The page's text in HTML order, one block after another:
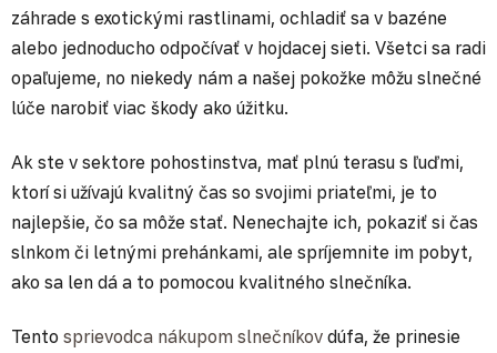
záhrade s exotickými rastlinami, ochladiť sa v bazéne
alebo jednoducho odpočívať v hojdacej sieti. Všetci sa radi
opaľujeme, no niekedy nám a našej pokožke môžu slnečné
lúče narobiť viac škody ako úžitku.
Ak ste v sektore pohostinstva, mať plnú terasu s ľuďmi,
ktorí si užívajú kvalitný čas so svojimi priateľmi, je to
najlepšie, čo sa môže stať. Nenechajte ich, pokaziť si čas
slnkom či letnými prehánkami, ale spríjemnite im pobyt,
ako sa len dá a to pomocou kvalitného slnečníka.
Tento sprievodca nákupom slnečníkov dúfa, že prinesie